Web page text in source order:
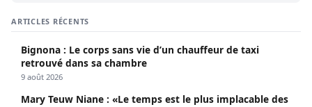
ARTICLES RÉCENTS
Bignona : Le corps sans vie d’un chauffeur de taxi
retrouvé dans sa chambre
9 août 2026
Mary Teuw Niane : «Le temps est le plus implacable des